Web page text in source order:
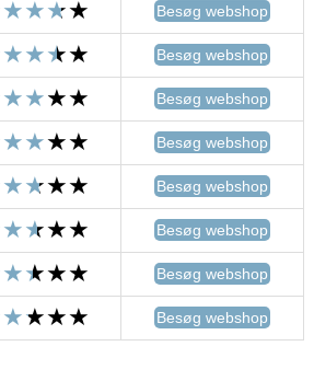
Besøg webshop
Besøg webshop
Besøg webshop
Besøg webshop
Besøg webshop
Besøg webshop
Besøg webshop
Besøg webshop